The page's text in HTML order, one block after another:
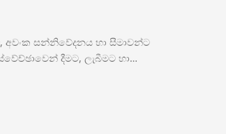
අවංක සන්නිවේදනය හා සීමාවන්ට
දීමට, ලැබීමට හා…